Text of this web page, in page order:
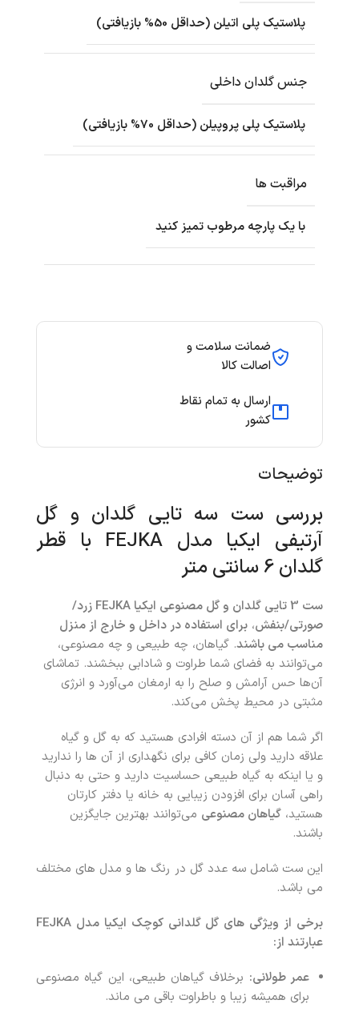
ضمانت سلامت و
اصالت کالا
ارسال به تمام نقاط
کشور
توضیحات
بررسی ست سه تایی گلدان و گل
آرتیفی ایکیا مدل FEJKA با قطر
گلدان 6 سانتی متر
ست 3 تایی گلدان و گل مصنوعی ایکیا FEJKA زرد/
صورتی/بنفش، برای استفاده در داخل و خارج از منزل
مناسب می باشند. گیاهان، چه طبیعی و چه مصنوعی،
می‌توانند به فضای شما طراوت و شادابی ببخشند. تماشای
آن‌ها حس آرامش و صلح را به ارمغان می‌آورد و انرژی
مثبتی در محیط پخش می‌کند.
اگر شما هم از آن دسته افرادی هستید که به گل و گیاه
علاقه دارید ولی زمان کافی برای نگهداری از آن ها را ندارید
و یا اینکه به گیاه طبیعی حساسیت دارید و حتی به دنبال
راهی آسان برای افزودن زیبایی به خانه یا دفتر کارتان
هستید، گیاهان مصنوعی می‌توانند بهترین جایگزین
باشند.
این ست شامل سه عدد گل در رنگ ها و مدل های مختلف
می باشد.
برخی از ویژگی های گل گلدانی کوچک ایکیا مدل FEJKA
عبارتند از:
عمر طولانی: برخلاف گیاهان طبیعی، این گیاه مصنوعی
برای همیشه زیبا و باطراوت باقی می ماند.
پلاستیک پلی اتیلن (حداقل 50% بازیافتی)
جنس گلدان داخلی
پلاستیک پلی پروپیلن (حداقل 70% بازیافتی)
مراقبت ها
با یک پارچه مرطوب تمیز کنید